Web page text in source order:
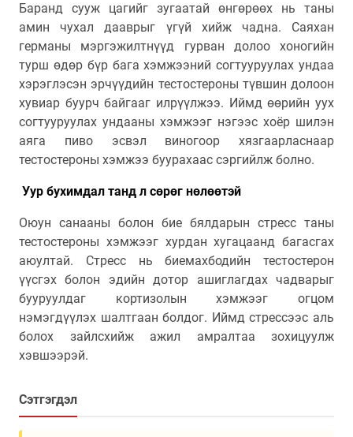
Баранд сууж цагийг зугаатай өнгөрөөх нь таны
амин чухал дааврыг үгүй хийж чадна. Саяхан
германы мэргэжилтнүүд гурван долоо хоногийн
турш өдөр бүр бага хэмжээний согтууруулах ундаа
хэрэглэсэн эрчүүдийн тестостероны түвшин долоон
хувиар буурч байгааг илрүүлжээ. Иймд өөрийн уух
согтууруулах ундааны хэмжээг нэгээс хоёр шилэн
аяга пиво эсвэл виногоор хязгаарласнаар
тестостероны хэмжээ буурахаас сэргийлж болно.
Уур бухимдал танд л сөрөг нөлөөтэй
Оюун санааны болон бие бялдарын стресс таны
тестостероны хэмжээг хурдан хугацаанд багасгах
аюултай. Стресс нь биемахбодийн тестостерон
үүсгэх болон эдийн дотор ашиглагдах чадварыг
бууруулдаг кортизолын хэмжээг огцом
нэмэгдүүлэх шалтгаан болдог. Иймд стрессээс аль
болох зайлсхийж ажил амралтаа зохицуулж
хэвшээрэй.
Сэтгэгдэл